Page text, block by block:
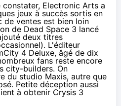
Electronic Arts a
jeux à succès sortis en
de ventes est bien loin
de Dead Space 3 lancé
deux titres
L'éditeur
4 Deluxe, âgé de dix
fans reste encore
city-builders. On
du studio Maxis, autre que
Petite déception aussi
à obtenir Crysis 3